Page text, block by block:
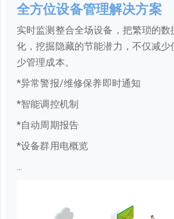
全方位设备管理解决方案
实时监测整合全场设备，把繁琐的
化，挖掘隐藏的节能潜力，不仅减
少管理成本。
*异常警报/维修保养即时通知
*智能调控机制
*自动周期报告
*设备群用电概览